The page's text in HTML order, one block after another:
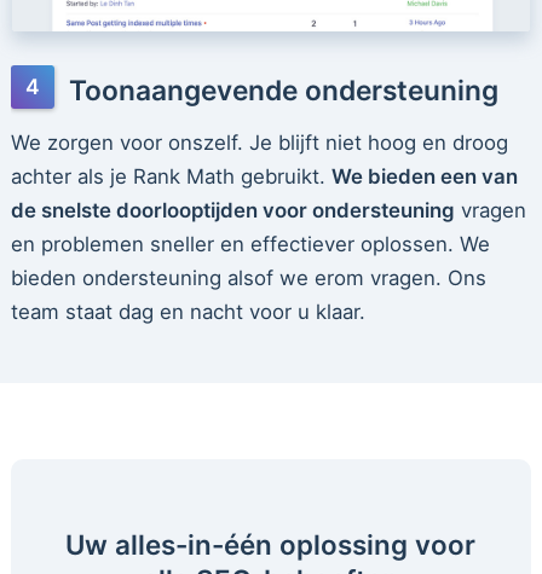
Toonaangevende ondersteuning
We zorgen voor onszelf. Je blijft niet hoog en droog
achter als je Rank Math gebruikt. We bieden een van
de snelste doorlooptijden voor ondersteuning vragen
en problemen sneller en effectiever oplossen. We
bieden ondersteuning alsof we erom vragen. Ons
team staat dag en nacht voor u klaar.
Uw alles-in-één oplossing voor